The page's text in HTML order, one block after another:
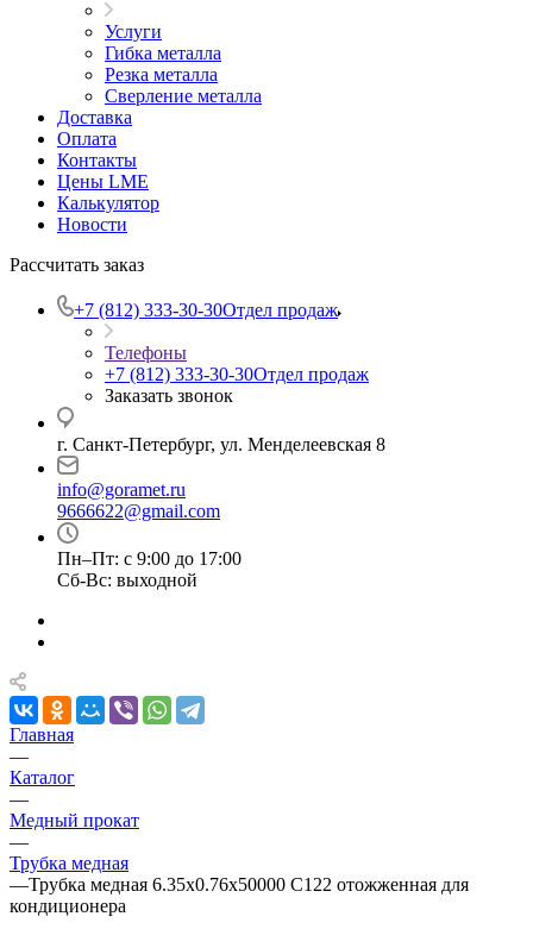
Услуги
Гибка металла
Резка металла
Сверление металла
Доставка
Оплата
Контакты
Цены LME
Калькулятор
Новости
Рассчитать заказ
+7 (812) 333-30-30Отдел продаж
Телефоны
+7 (812) 333-30-30Отдел продаж
Заказать звонок
г. Санкт-Петербург, ул. Менделеевская 8
info@goramet.ru
9666622@gmail.com
Пн–Пт: с 9:00 до 17:00
Сб-Вс: выходной
Главная
—
Каталог
—
Медный прокат
—
Трубка медная
—Трубка медная 6.35х0.76х50000 С122 отожженная для
кондиционера